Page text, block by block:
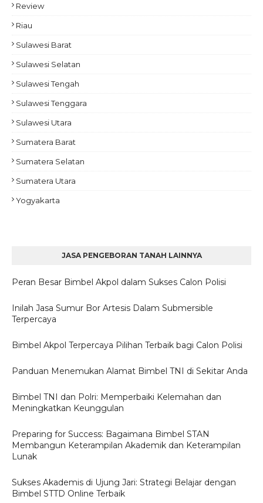
Review
Riau
Sulawesi Barat
Sulawesi Selatan
Sulawesi Tengah
Sulawesi Tenggara
Sulawesi Utara
Sumatera Barat
Sumatera Selatan
Sumatera Utara
Yogyakarta
JASA PENGEBORAN TANAH LAINNYA
Peran Besar Bimbel Akpol dalam Sukses Calon Polisi
Inilah Jasa Sumur Bor Artesis Dalam Submersible
Terpercaya
Bimbel Akpol Terpercaya Pilihan Terbaik bagi Calon Polisi
Panduan Menemukan Alamat Bimbel TNI di Sekitar Anda
Bimbel TNI dan Polri: Memperbaiki Kelemahan dan
Meningkatkan Keunggulan
Preparing for Success: Bagaimana Bimbel STAN
Membangun Keterampilan Akademik dan Keterampilan
Lunak
Sukses Akademis di Ujung Jari: Strategi Belajar dengan
Bimbel STTD Online Terbaik